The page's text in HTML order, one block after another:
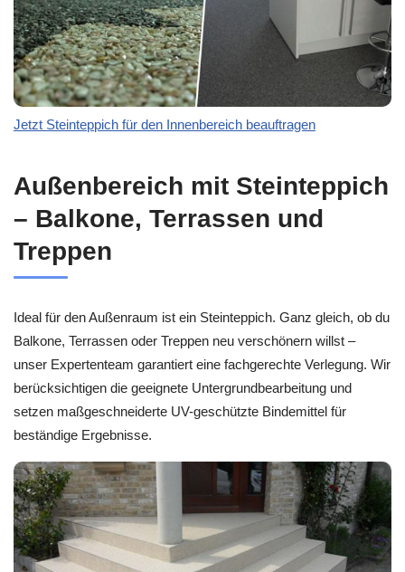
Jetzt Steinteppich für den Innenbereich beauftragen
Außenbereich mit Steinteppich
– Balkone, Terrassen und
Treppen
Ideal für den Außenraum ist ein Steinteppich. Ganz gleich, ob du
Balkone, Terrassen oder Treppen neu verschönern willst –
unser Expertenteam garantiert eine fachgerechte Verlegung. Wir
berücksichtigen die geeignete Untergrundbearbeitung und
setzen maßgeschneiderte UV-geschützte Bindemittel für
beständige Ergebnisse.